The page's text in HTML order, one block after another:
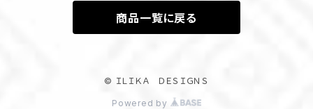
商品一覧に戻る
© ＩＬＩＫＡ ＤＥＳＩＧＮＳ
Powered by